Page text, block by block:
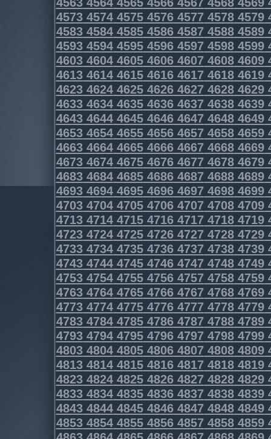
4573457445754576457745784579
4583458445854586458745884589
4593459445954596459745984599
4603460446054606460746084609
4613461446154616461746184619
4623462446254626462746284629
4633463446354636463746384639
4643464446454646464746484649
4653465446554656465746584659
4663466446654666466746684669
4673467446754676467746784679
4683468446854686468746884689
4693469446954696469746984699
4703470447054706470747084709
4713471447154716471747184719
4723472447254726472747284729
4733473447354736473747384739
4743474447454746474747484749
4753475447554756475747584759
4763476447654766476747684769
4773477447754776477747784779
4783478447854786478747884789
4793479447954796479747984799
4803480448054806480748084809
4813481448154816481748184819
4823482448254826482748284829
4833483448354836483748384839
4843484448454846484748484849
4853485448554856485748584859